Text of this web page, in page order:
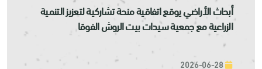
أبحاث الأراضي يوقع اتفاقية منحة تشاركية لتعزيز التنمية
الزراعية مع جمعية سيدات بيت الروش الفوقا